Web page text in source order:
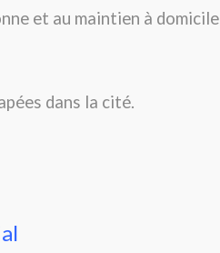
et au maintien à domicile
dans la cité.